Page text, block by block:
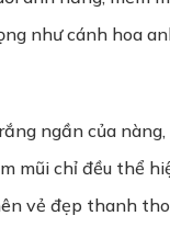
như cánh hoa
ngần của
chỉ đều thể
vẻ đẹp thanh